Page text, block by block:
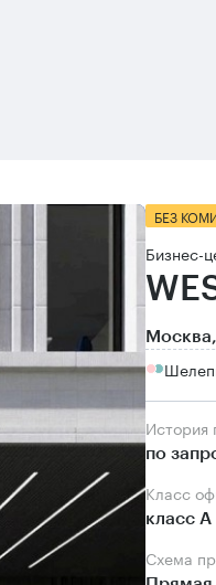
БЕЗ
Бизнес-
по
Класс
класс А
Схема